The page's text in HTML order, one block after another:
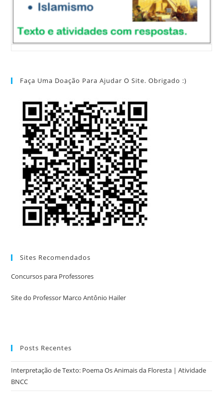
Faça Uma Doação Para Ajudar O Site. Obrigado :)
Sites Recomendados
Concursos para Professores
Site do Professor Marco Antônio Hailer
Posts Recentes
Interpretação de Texto: Poema Os Animais da Floresta | Atividade
BNCC